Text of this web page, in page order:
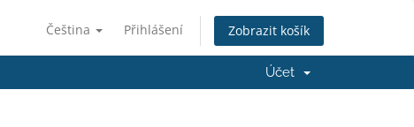
Čeština Přihlášení Zobrazit košík
Účet